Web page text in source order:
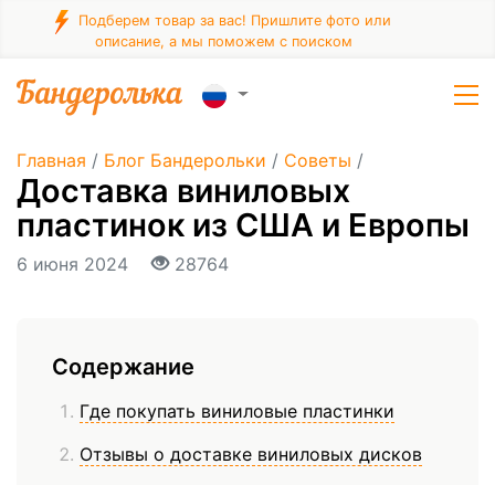
Подберем товар за вас! Пришлите фото или
описание, а мы поможем с поиском
Главная / Блог Бандерольки / Советы /
Доставка виниловых
пластинок из США и Европы
6 июня 2024 28764
Содержание
Где покупать виниловые пластинки
Отзывы о доставке виниловых дисков